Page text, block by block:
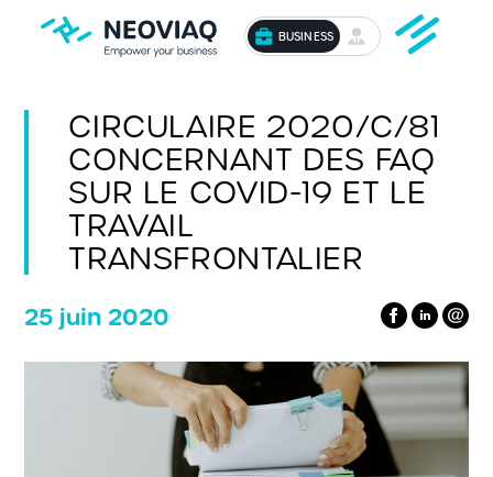
BUSINESS
CIRCULAIRE 2020/C/81
CONCERNANT DES FAQ
SUR LE COVID-19 ET LE
TRAVAIL
TRANSFRONTALIER
25 juin 2020